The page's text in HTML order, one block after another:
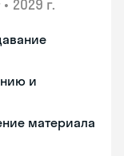
• 2029 г.
и
материала